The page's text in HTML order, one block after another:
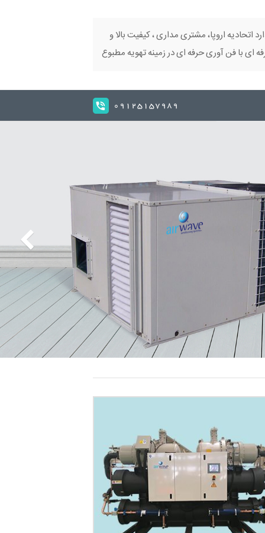
اتحادیه اروپا، مشتری مداری ، کیفیت بالا و
ای با فن آوری حرفه ای در زمینه تهویه مطبوع
09125157989